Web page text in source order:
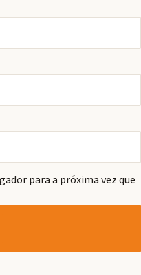
para a próxima vez que